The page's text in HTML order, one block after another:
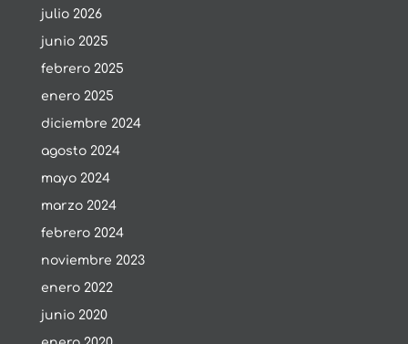
julio 2026
junio 2025
febrero 2025
enero 2025
diciembre 2024
agosto 2024
mayo 2024
marzo 2024
febrero 2024
noviembre 2023
enero 2022
junio 2020